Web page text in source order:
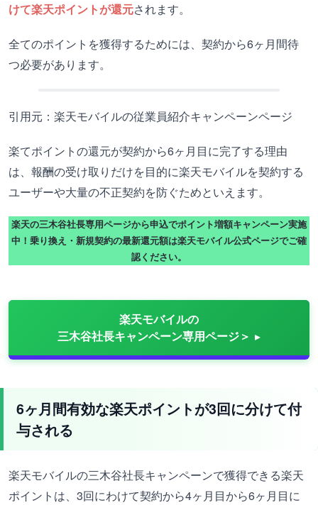
けて楽天ポイントが還元されます。
全てのポイントを獲得するためには、契約から6ヶ月間待
つ必要があります。
引用元：楽天モバイルの従業員紹介キャンペーンページ
楽てポイントの還元が契約から6ヶ月目に完了する理由
は、報酬の受け取りだけを目的に楽天モバイルを契約する
ユーザーや大量の不正契約を防ぐためといえます。
楽天の三木谷社長専用ページから申込でポイント増額キャンペーン実施
中！乗り換え・新規契約の最新還元額は楽天モバイル公式ページでご確
認ください。
楽天モバイルの
三木谷社長キャンペーン専用ページ＞
6ヶ月間有効な楽天ポイントが3回に分けて付
与される
楽天モバイルの三木谷社長キャンペーンで獲得できる楽天
ポイントは、3回にわけて契約から4ヶ月目から6ヶ月目に